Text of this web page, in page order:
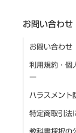
お問い合わせ
お問い合わせ
利用規約・個
ー
ハラスメント
特定商取引法
教科書採択の